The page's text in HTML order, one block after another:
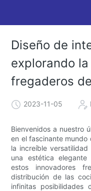
Diseño de
explorando
fregaderos
2023-11-05
Bienvenidos a nuestro
en el fascinante
la increíble
una estética
estos innovadores
distribución de las
infinitas posibilidades